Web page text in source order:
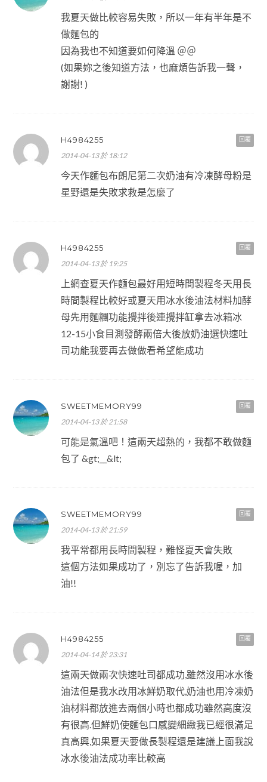
我夏天做比較容易失敗，所以一年有半年是不
做麵包的
因為我也不知道要如何降溫 ＠＠
(如果妳之後知道方法，也麻煩告訴我一聲，
謝謝! )
回覆
H4984255
2014-04-13 於 18:12
今天作麵包布朗尼第二次奶油有冷凍酵母粉是
星野還是失敗求救是怎麼了
回覆
H4984255
2014-04-13 於 19:25
上網查夏天作麵包最好用短時間製程冬天用長
時間製程比較好或夏天用冰水後油法材料加酵
母先用麵糰功能攪拌後連攪拌缸拿去冰箱冰
12-15小食目測發酵兩倍大後放奶油選快速吐
司功能我要再去做做看希望能成功
回覆
SWEETMEMORY99
2014-04-13 於 21:58
可能是氣溫吧！這兩天超熱的，我都不敢做麵
包了 &gt;__&lt;
回覆
SWEETMEMORY99
2014-04-13 於 21:59
我平常都用長時間製程，難怪夏天會失敗
這個方法如果成功了，別忘了告訴我喔，加
油!!
回覆
H4984255
2014-04-14 於 23:31
這兩天做兩次快速吐司都成功,雖然沒用冰水後
油法但是我水改用冰鮮奶取代,奶油也用冷凍奶
油材料都放進去兩個小時也都成功雖然高度沒
有很高.但鮮奶使麵包口感變細緻我已經很滿足
真高興,如果夏天要做長製程還是建議上面我說
冰水後油法成功率比較高